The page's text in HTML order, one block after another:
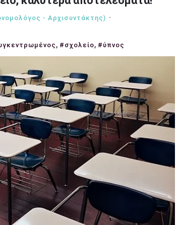
- Αρχισυντάκτης)
, #σχολείο, #ύπνος